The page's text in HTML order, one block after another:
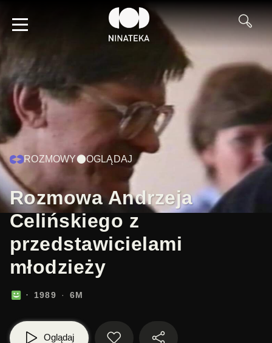
ROZMOWY OGLĄDAJ
Rozmowa Andrzeja
Celińskiego z
przedstawicielami
młodzieży
1989 6M
Oglądaj